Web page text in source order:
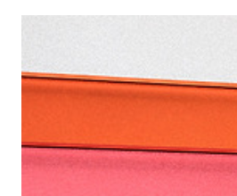
받은 뒤 한달 안에 후기를 꼭 올려주셔야 합
로드 시 이미지는 직접 사용하는 모습 3장 이
(얼굴이 나올 필요는 없습니다..